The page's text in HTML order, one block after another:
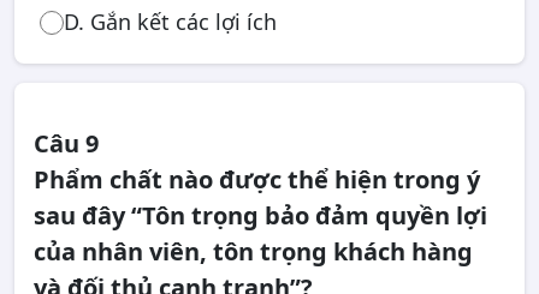
D. Gắn kết các lợi ích
Câu 9
Phẩm chất nào được thể hiện trong ý
sau đây “Tôn trọng bảo đảm quyền lợi
của nhân viên, tôn trọng khách hàng
và đối thủ cạnh tranh”?